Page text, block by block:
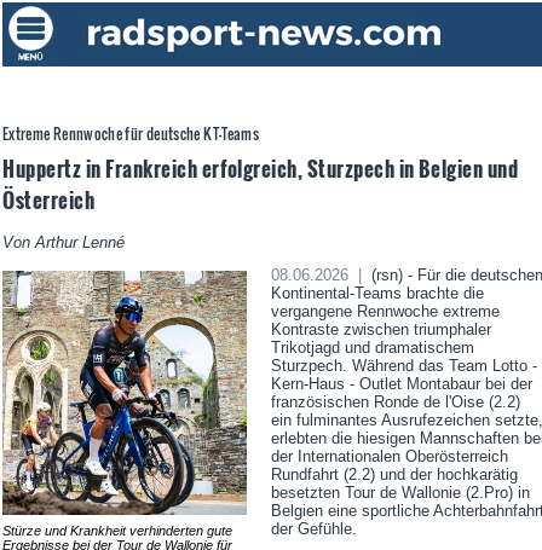
Extreme Rennwoche für deutsche KT-Teams
Huppertz in Frankreich erfolgreich, Sturzpech in Belgien und
Österreich
Von Arthur Lenné
Stürze und Krankheit verhinderten gute
Ergebnisse bei der Tour de Wallonie für
08.06.2026 |
(rsn) - Für die deutschen
Kontinental-Teams brachte die
vergangene Rennwoche extreme
Kontraste zwischen triumphaler
Trikotjagd und dramatischem
Sturzpech. Während das Team Lotto -
Kern-Haus - Outlet Montabaur bei der
französischen Ronde de l'Oise (2.2)
ein fulminantes Ausrufezeichen setzte,
erlebten die hiesigen Mannschaften
der Internationalen Oberösterreich
Rundfahrt (2.2) und der hochkarätig
besetzten Tour de Wallonie (2.Pro) in
Belgien eine sportliche
der Gefühle.